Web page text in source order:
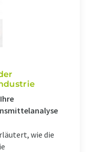
wie die